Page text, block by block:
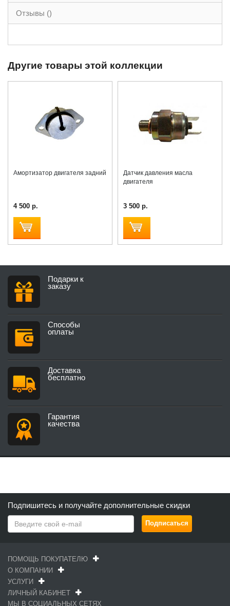
Отзывы ()
Другие товары этой коллекции
Амортизатор двигателя задний
4 500 р.
Датчик давления масла
двигателя
3 500 р.
Подарки к
заказу
Способы
оплаты
Доставка
бесплатно
Гарантия
качества
Подпишитесь и получайте дополнительные скидки
ПОМОЩЬ ПОКУПАТЕЛЮ
О КОМПАНИИ
УСЛУГИ
ЛИЧНЫЙ КАБИНЕТ
МЫ В СОЦИАЛЬНЫХ СЕТЯХ